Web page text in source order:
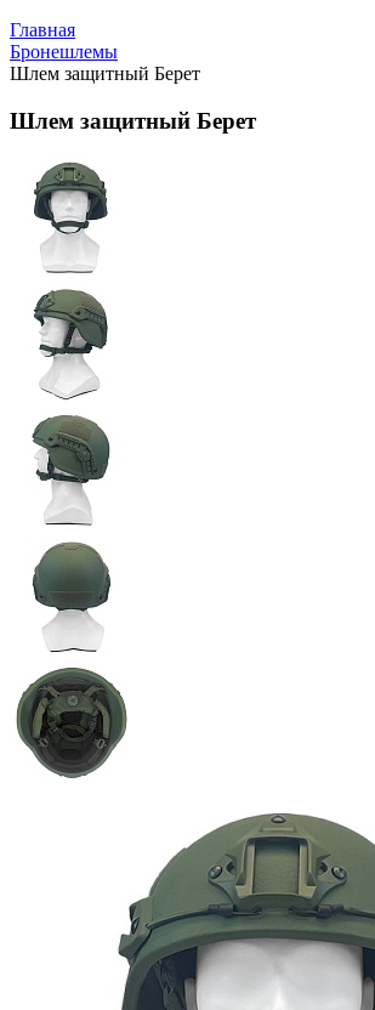
Главная
Бронешлемы
Шлем защитный Берет
Шлем защитный Берет